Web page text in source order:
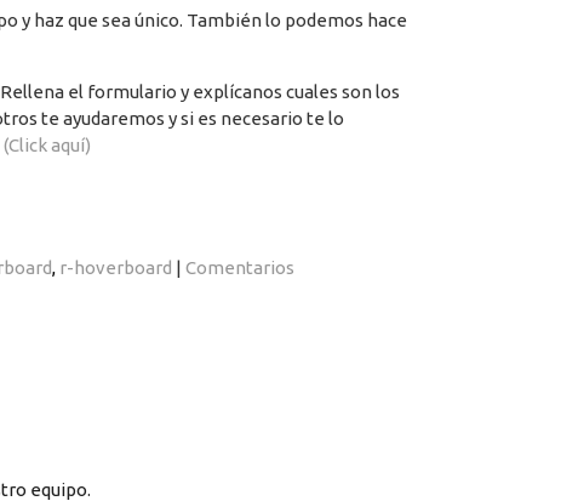
y haz que sea único. También lo podemos hace
el formulario y explícanos cuales son los
te ayudaremos y si es necesario te lo
(Click aquí)
r-hoverboard | Comentarios
equipo.